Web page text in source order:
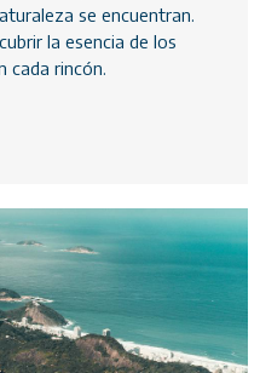
se encuentran.
la esencia de los
cada rincón.